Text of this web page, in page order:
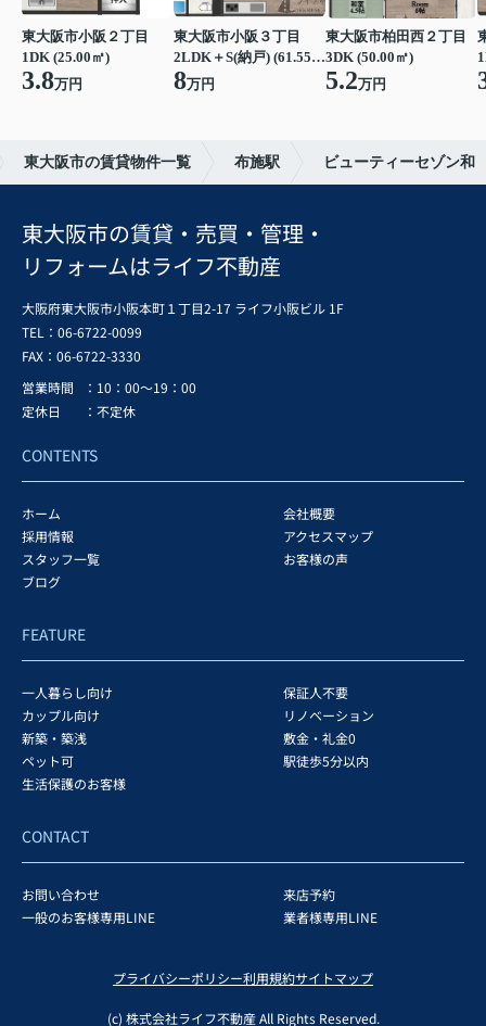
東大阪市小阪２丁目
1DK (25.00㎡)
3.8万円
東大阪市小阪３丁目
2LDK＋S(納戸) (61.55㎡)
8万円
東大阪市柏田西２丁目
3DK (50.00㎡)
5.2万円
東大阪市の賃貸物件一覧 布施駅 ビューティーセゾン和
東大阪市の賃貸・売買・管理・
リフォームはライフ不動産
大阪府東大阪市小阪本町１丁目2-17 ライフ小阪ビル 1F
TEL：06-6722-0099
FAX： 06-6722-3330
営業時間
：10：00～19：00
定休日
：不定休
CONTENTS
ホーム
会社概要
採用情報
アクセスマップ
スタッフ一覧
お客様の声
ブログ
FEATURE
一人暮らし向け
保証人不要
カップル向け
リノベーション
新築・築浅
敷金・礼金0
ペット可
駅徒歩5分以内
生活保護のお客様
CONTACT
お問い合わせ
来店予約
一般のお客様専用LINE
業者様専用LINE
プライバシーポリシー利用規約サイトマップ
(c) 株式会社ライフ不動産 All Rights Reserved.